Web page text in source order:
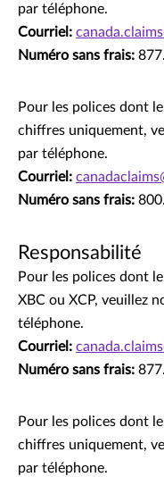
par téléphone.
Courriel:
Numéro sans frais:
Pour les polices dont
chiffres uniquement,
par téléphone.
Courriel:
Numéro sans frais:
Responsabilité
Pour les polices dont
XBC ou XCP, veuillez
téléphone.
Courriel:
Numéro sans frais:
Pour les polices dont
chiffres uniquement,
par téléphone.